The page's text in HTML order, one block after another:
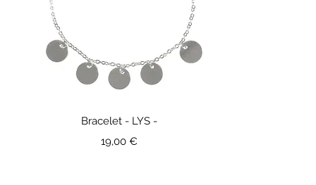
Bracelet - LYS -
Prix
19,00 €